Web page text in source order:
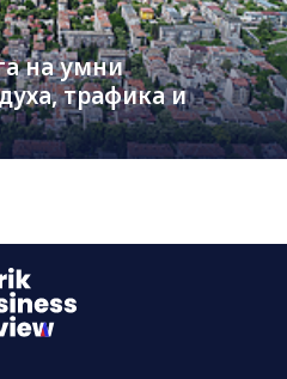
на умни
трафика и